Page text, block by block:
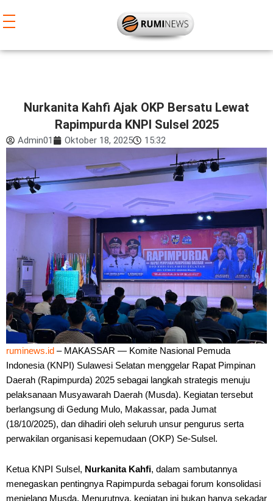
ke
Nurkanita Kahfi Ajak OKP Bersatu Lewat
Rapimpurda KNPI Sulsel 2025
Admin01 Oktober 18, 2025 15:32
ruminews.id – MAKASSAR — Komite Nasional Pemuda
Indonesia (KNPI) Sulawesi Selatan menggelar Rapat Pimpinan
Daerah (Rapimpurda) 2025 sebagai langkah strategis menuju
pelaksanaan Musyawarah Daerah (Musda). Kegiatan tersebut
berlangsung di Gedung Mulo, Makassar, pada Jumat
(18/10/2025), dan dihadiri oleh seluruh unsur pengurus serta
perwakilan organisasi kepemudaan (OKP) Se-Sulsel.
Ketua KNPI Sulsel, Nurkanita Kahfi, dalam sambutannya
menegaskan pentingnya Rapimpurda sebagai forum konsolidasi
menjelang Musda. Menurutnya, kegiatan ini bukan hanya sekadar